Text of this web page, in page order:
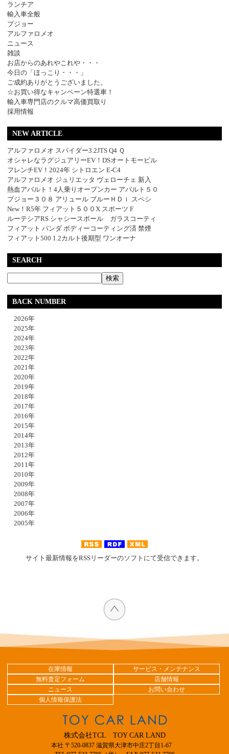
ランチア
輸入車全般
プジョー
アルファロメオ
ニュース
雑談
お店からのあれやこれや・・・
今日の「ほっこり・・・」
ご成約ありがとうございました。
☆お買い得なキャンペーン特選車！
輸入車専門店のクルマ高価買取り
採用情報
NEW ARTICLE
アルファロメオ スパイダー3.2JTS Q4 Ｑ
オシャレなラグジュアリーEV！DSオートモービル
フレンチEV！2024年 シトロエン E-C4
アルファロメオ ジュリエッタ ヴェローチェ 新入
熱血アバルト！4人乗りオープンカー アバルト５０
プジョー３０８ アリュール ブルーＨＤｉ スペシ
New！R5年 フィアット５００X スポーツ F
ルーテシアRS シャシースポール ガラスコーティ
フィアット パンダ ボディーコーティング済 禁煙
フィアット500 1.2カルト後期型 ワンオーナ
SEARCH
BACK NUMBER
2026年
2025年
2024年
2023年
2022年
2021年
2020年
2019年
2018年
2017年
2016年
2015年
2014年
2013年
2012年
2011年
2010年
2009年
2008年
2007年
2006年
2005年
サイト最新情報をRSSリーダーのソフトにて受信できます。
在庫情報
サービス・メンテナンス
無料査定フォーム
店舗情報
ニュース
お問い合わせ
個人情報保護法
株式会社TCL TOY CAR LAND
本社 〒520-0837 滋賀県大津市中庄2丁目1-67